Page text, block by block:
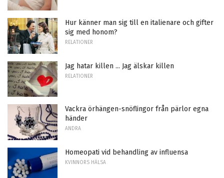
Hur känner man sig till en italienare och gifter
sig med honom?
RELATIONER
Jag hatar killen ... Jag älskar killen
RELATIONER
Vackra örhängen-snöflingor från pärlor egna
händer
ANDRA
Homeopati vid behandling av influensa
KVINNORS HÄLSA